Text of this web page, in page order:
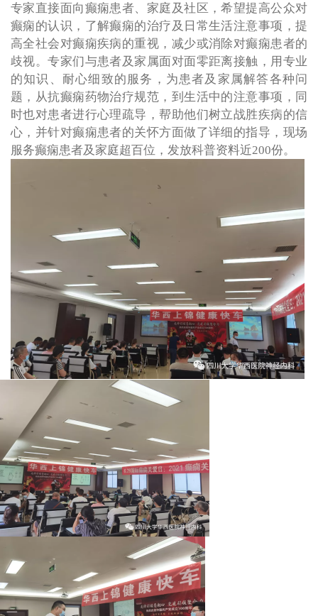
专家直接面向癫痫患者、家庭及社区，希望提高公众对
癫痫的认识，了解癫痫的治疗及日常生活注意事项，提
高全社会对癫痫疾病的重视，减少或消除对癫痫患者的
歧视。专家们与患者及家属面对面零距离接触，用专业
的知识、耐心细致的服务，为患者及家属解答各种问
题，从抗癫痫药物治疗规范，到生活中的注意事项，同
时也对患者进行心理疏导，帮助他们树立战胜疾病的信
心，并针对癫痫患者的关怀方面做了详细的指导，现场
服务癫痫患者及家庭超百位，发放科普资料近200份。